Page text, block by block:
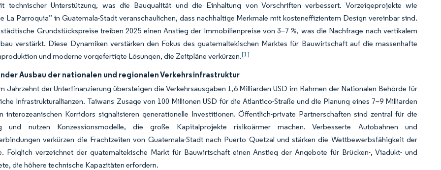
technischer Unterstützung, was die Bauqualität und die Einhaltung von Vorschriften verbessert. Vorzeigeprojekte wie
La Parroquia” in Guatemala-Stadt veranschaulichen, dass nachhaltige Merkmale mit kosteneffizientem Design vereinbar sind.
Grundstückspreise treiben 2025 einen Anstieg der Immobilienpreise von 3–7 %, was die Nachfrage nach vertikalem
verstärkt. Diese Dynamiken verstärken den Fokus des guatemaltekischen Marktes für Bauwirtschaft auf die massenhafte
und moderne vorgefertigte Lösungen, die Zeitpläne verkürzen.[1]
Ausbau der nationalen und regionalen Verkehrsinfrastruktur
Jahrzehnt der Unterfinanzierung übersteigen die Verkehrsausgaben 1,6 Milliarden USD im Rahmen der Nationalen Behörde für
Infrastrukturallianzen. Taiwans Zusage von 100 Millionen USD für die Atlantico-Straße und die Planung eines 7–9 Milliarden
interozeanischen Korridors signalisieren generationelle Investitionen. Öffentlich-private Partnerschaften sind zentral für die
und nutzen Konzessionsmodelle, die große Kapitalprojekte risikoärmer machen. Verbesserte Autobahnen und
verkürzen die Frachtzeiten von Guatemala-Stadt nach Puerto Quetzal und stärken die Wettbewerbsfähigkeit der
Folglich verzeichnet der guatemaltekische Markt für Bauwirtschaft einen Anstieg der Angebote für Brücken-, Viadukt- und
die höhere technische Kapazitäten erfordern.